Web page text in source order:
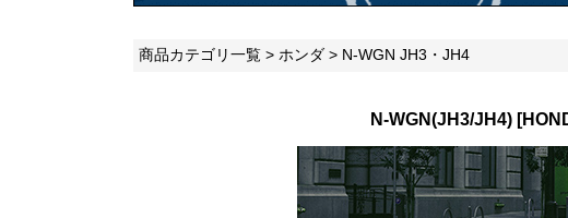
商品カテゴリ一覧 > ホンダ > N-WGN JH3・JH4
N-WGN(JH3/JH4)